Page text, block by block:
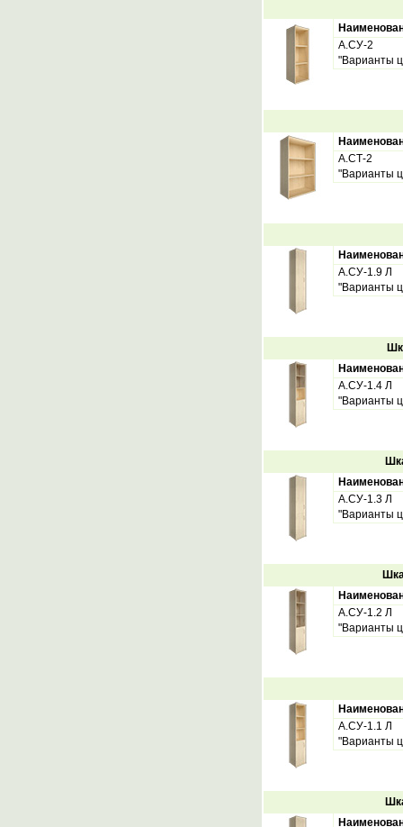
А.СУ-2
"Варианты
А.СТ-2
"Варианты
А.СУ-1.9 Л
"Варианты
А.СУ-1.4 Л
"Варианты
А.СУ-1.3 Л
"Варианты
А.СУ-1.2 Л
"Варианты
А.СУ-1.1 Л
"Варианты